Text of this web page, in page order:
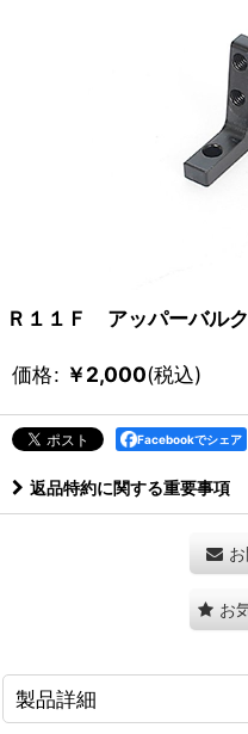
Ｒ１１Ｆ アッパーバル
価格: ￥2,000(税込)
Facebookでシェア
返品特約に関する重要事項
お
製品詳細